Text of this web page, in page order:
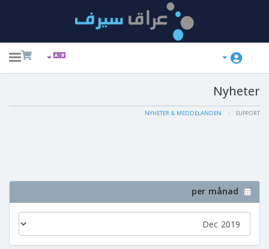
Nyheter
SUPPORT